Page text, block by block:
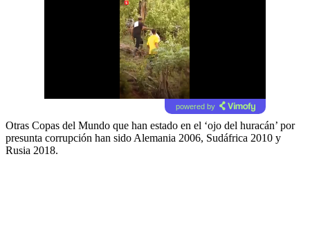
powered by
Otras Copas del Mundo que han estado en el ‘ojo del huracán’ por
presunta corrupción han sido Alemania 2006, Sudáfrica 2010 y
Rusia 2018.